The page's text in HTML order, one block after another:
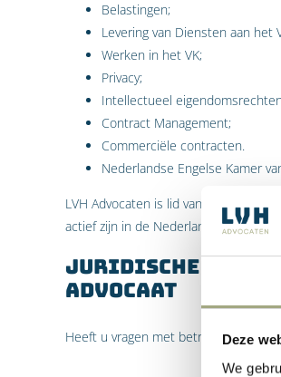
Deze
We
Belastingen;
Levering van Diensten aan het
Werken in het VK;
Privacy;
Intellectueel
Contract Management;
Commerciële contracten.
Nederlandse Engelse Kamer
LVH Advocaten is lid van de
actief zijn in de Nederlandse en
Juridische
advocaat
Heeft u vragen met betrekking tot